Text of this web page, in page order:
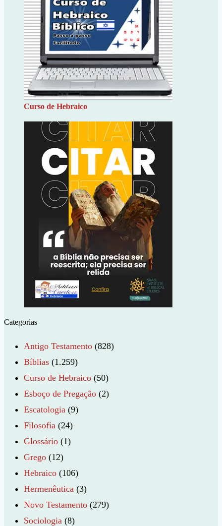
Curso de Hebraico
Categorias
Antigo Testamento (828)
Bíblias (1.259)
Curso de Hebraico (50)
Esboço de Pregação (2)
Escatologia (9)
Filosofia (24)
Glossário (1)
Grego (12)
Hebraico (106)
Hermenêutica (3)
Novo Testamento (279)
Sociologia (8)